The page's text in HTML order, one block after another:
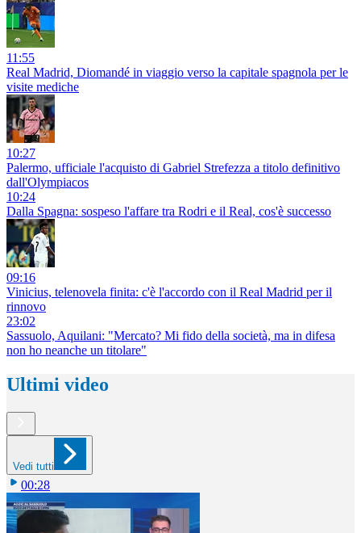
11:55
Real Madrid, Diomandé in viaggio verso la capitale spagnola per le
visite mediche
10:27
Palermo, ufficiale l'acquisto di Gabriel Strefezza a titolo definitivo
dall'Olympiacos
10:24
Dalla Spagna: sospeso l'affare tra Rodri e il Real, cos'è successo
09:16
Vinicius, telenovela finita: c'è l'accordo con il Real Madrid per il
rinnovo
23:02
Sassuolo, Aquilani: "Mercato? Mi fido della società, ma in difesa
non ho neanche un titolare"
Ultimi video
Vedi tutti
00:28